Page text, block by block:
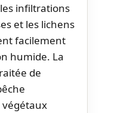
infiltrations
et les lichens
facilement
humide. La
de
végétaux